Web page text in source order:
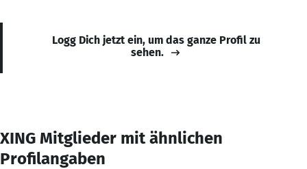
Logg Dich jetzt ein, um das ganze Profil zu
sehen.
XING Mitglieder mit ähnlichen
Profilangaben